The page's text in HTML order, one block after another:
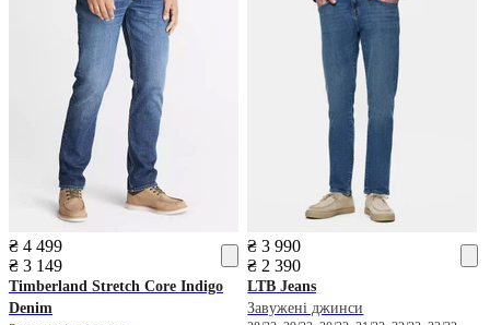
₴ 4 499
₴ 3 149
Timberland Stretch Core Indigo
Denim
₴ 3 990
₴ 2 390
LTB Jeans
Завужені джинси